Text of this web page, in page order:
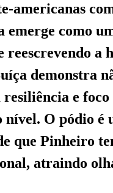
americanas
emerge como
reescrevendo a
demonstra
e
O pódio é
que Pinheiro
atraindo